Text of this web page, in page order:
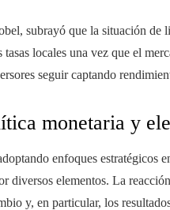
subrayó que la situación
locales una vez que el
seguir captando
monetaria y
enfoques estratégicos
diversos elementos. La
y, en particular, los